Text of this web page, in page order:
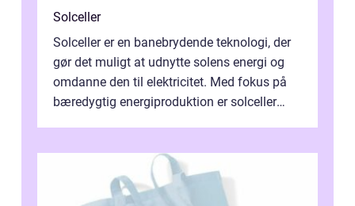
Solceller
Solceller er en banebrydende teknologi, der
gør det muligt at udnytte solens energi og
omdanne den til elektricitet. Med fokus på
bæredygtig energiproduktion er solceller